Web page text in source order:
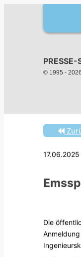
PRESSE-
© 1995 - 2026
Die